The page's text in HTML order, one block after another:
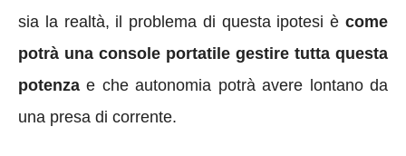
sia la realtà, il problema di questa ipotesi è come
potrà una console portatile gestire tutta questa
potenza e che autonomia potrà avere lontano da
una presa di corrente.